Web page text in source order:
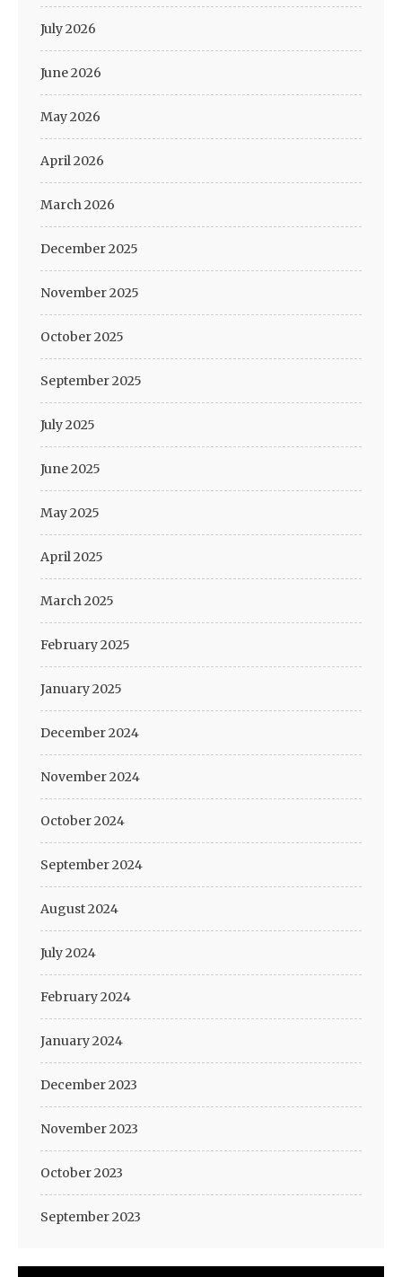
July 2026
June 2026
May 2026
April 2026
March 2026
December 2025
November 2025
October 2025
September 2025
July 2025
June 2025
May 2025
April 2025
March 2025
February 2025
January 2025
December 2024
November 2024
October 2024
September 2024
August 2024
July 2024
February 2024
January 2024
December 2023
November 2023
October 2023
September 2023